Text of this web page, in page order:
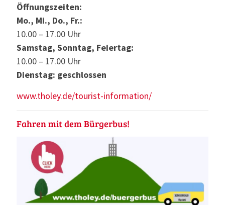
Öffnungszeiten:
Mo., Mi., Do., Fr.:
10.00 – 17.00 Uhr
Samstag, Sonntag, Feiertag:
10.00 – 17.00 Uhr
Dienstag: geschlossen
www.tholey.de/tourist-information/
Fahren mit dem Bürgerbus!